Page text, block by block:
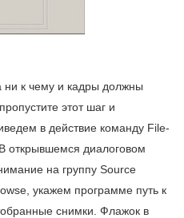
ни к чему и кадры должны
этот шаг и
в действие команду File-
открывшемся диалоговом
на группу Source
укажем программе путь к
снимки. Флажок в